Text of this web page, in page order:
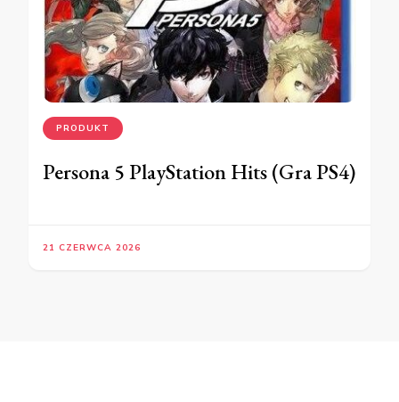
PRODUKT
Persona 5 PlayStation Hits (Gra PS4)
21 CZERWCA 2026